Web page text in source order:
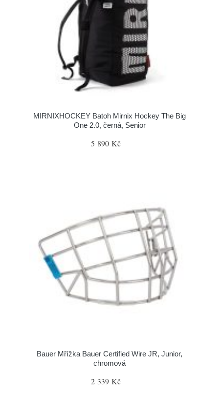
MIRNIXHOCKEY Batoh Mirnix Hockey The Big
One 2.0, černá, Senior
5 890 Kč
Bauer Mřížka Bauer Certified Wire JR, Junior,
chromová
2 339 Kč